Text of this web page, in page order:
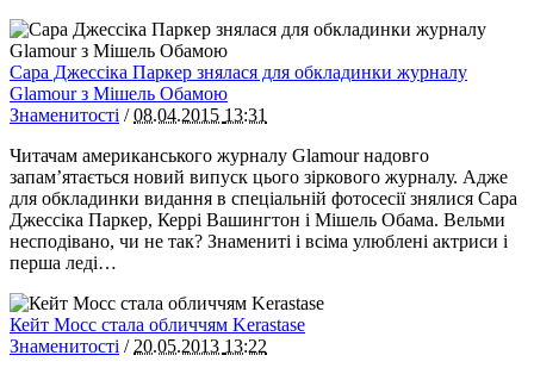
Сара Джессіка Паркер знялася для обкладинки журналу
Glamour з Мішель Обамою
Знаменитості /08.04.2015 13:31
Читачам американського журналу Glamour надовго
запам’ятається новий випуск цього зіркового журналу. Адже
для обкладинки видання в спеціальній фотосесії знялися Сара
Джессіка Паркер, Керрі Вашингтон і Мішель Обама. Вельми
несподівано, чи не так? Знамениті і всіма улюблені актриси і
перша леді…
Кейт Мосс стала обличчям Kerastase
Знаменитості / 20.05.2013 13:22